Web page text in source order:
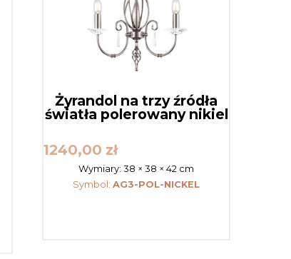
Żyrandol na trzy źródła
światła polerowany nikiel
1240,00 zł
Wymiary:38 × 38 × 42 cm
Symbol:AG3-POL-NICKEL